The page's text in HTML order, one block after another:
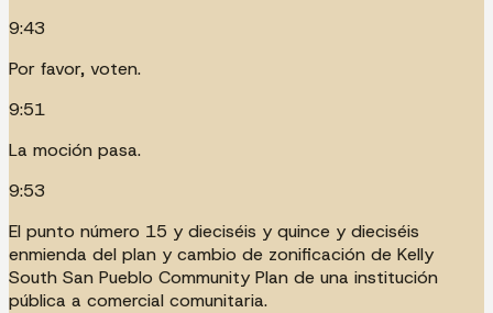
9:43
Por favor, voten.
9:51
La moción pasa.
9:53
El punto número 15 y dieciséis y quince y dieciséis
enmienda del plan y cambio de zonificación de Kelly
South San Pueblo Community Plan de una institución
pública a comercial comunitaria.